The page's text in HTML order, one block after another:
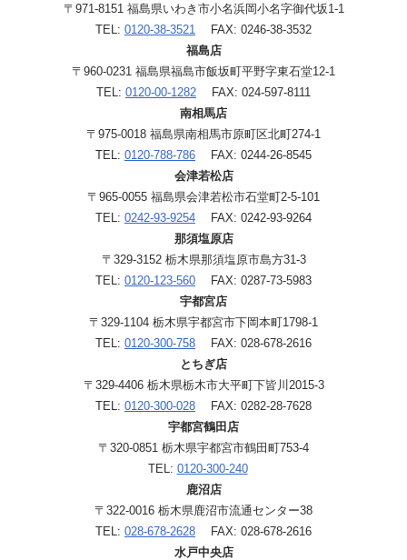
〒971-8151 福島県いわき市小名浜岡小名字御代坂1-1
TEL: 0120-38-3521
FAX: 0246-38-3532
福島店
〒960-0231 福島県福島市飯坂町平野字東石堂12-1
TEL: 0120-00-1282 FAX: 024-597-8111
南相馬店
〒975-0018 福島県南相馬市原町区北町274-1
TEL: 0120-788-786 FAX: 0244-26-8545
会津若松店
〒965-0055 福島県会津若松市石堂町2-5-101
TEL: 0242-93-9254 FAX: 0242-93-9264
那須塩原店
〒329-3152 栃木県那須塩原市島方31-3
TEL: 0120-123-560 FAX: 0287-73-5983
宇都宮店
〒329-1104 栃木県宇都宮市下岡本町1798-1
TEL: 0120-300-758 FAX: 028-678-2616
とちぎ店
〒329-4406 栃木県栃木市大平町下皆川2015-3
TEL: 0120-300-028 FAX: 0282-28-7628
宇都宮鶴田店
〒320-0851 栃木県宇都宮市鶴田町753-4
TEL: 0120-300-240
鹿沼店
〒322-0016 栃木県鹿沼市流通センター38
TEL: 028-678-2628 FAX: 028-678-2616
水戸中央店